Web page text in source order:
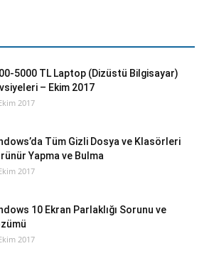
5000 TL Laptop (Dizüstü Bilgisayar)
– Ekim 2017
2017
Tüm Gizli Dosya ve Klasörleri
Yapma ve Bulma
2017
10 Ekran Parlaklığı Sorunu ve
2017